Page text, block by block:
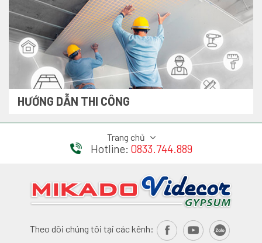
HƯỚNG DẪN THI CÔNG
Trang chủ
Hotline: 0833.744.889
Theo dõi chúng tôi tại các kênh: